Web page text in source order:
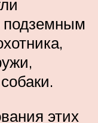
подземным
этих